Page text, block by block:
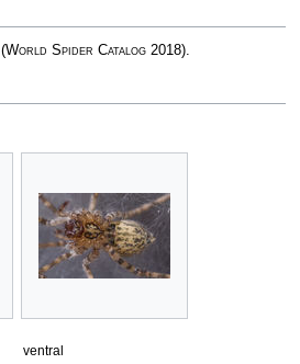
(World Spider Catalog2018).
ventral